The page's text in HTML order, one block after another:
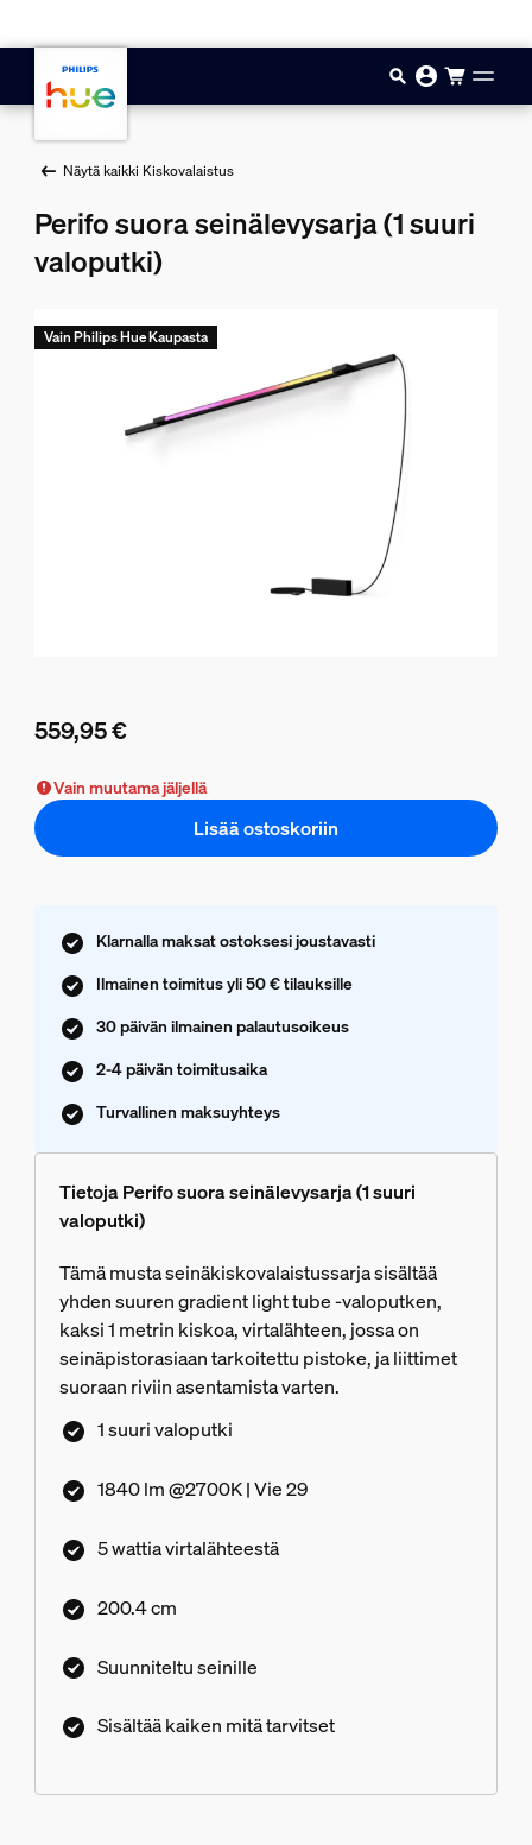
Näytä kaikki Kiskovalaistus
Perifo suora seinälevysarja (1 suuri
valoputki)
559,95 €
Vain Philips Hue Kaupasta
Vain muutama jäljellä
Lisää ostoskoriin
Klarnalla maksat ostoksesi joustavasti
Ilmainen toimitus yli 50 € tilauksille
30 päivän ilmainen palautusoikeus
2-4 päivän toimitusaika
Turvallinen maksuyhteys
Tietoja Perifo suora seinälevysarja (1 suuri
valoputki)
Tämä musta seinäkiskovalaistussarja sisältää
yhden suuren gradient light tube -valoputken,
kaksi 1 metrin kiskoa, virtalähteen, jossa on
seinäpistorasiaan tarkoitettu pistoke, ja liittimet
suoraan riviin asentamista varten.
1 suuri valoputki
1840 lm @2700K | Vie 29
5 wattia virtalähteestä
200.4 cm
Suunniteltu seinille
Sisältää kaiken mitä tarvitset